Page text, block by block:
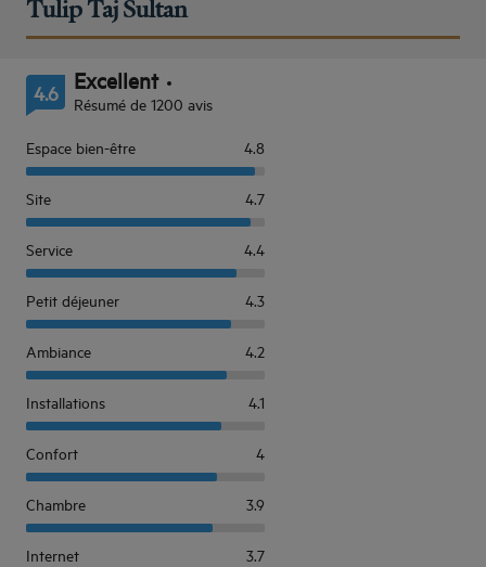
4.6 Excellent
Résumé de 1200 avis
Espace bien-être 4.8
Site 4.7
Service 4.4
Petit déjeuner 4.3
Ambiance 4.2
Installations 4.1
Confort 4
Chambre 3.9
Internet 3.7